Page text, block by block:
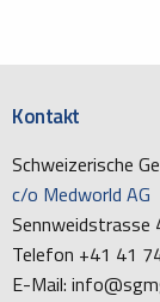
Kontakt
Schweizerische
c/o Medworld AG
Sennweidstrasse
Telefon +41 41
E-Mail: